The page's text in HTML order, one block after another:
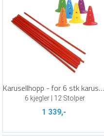
Karusellhopp - for 6 stk karuseller
6 kjegler | 12 Stolper
1 339,-